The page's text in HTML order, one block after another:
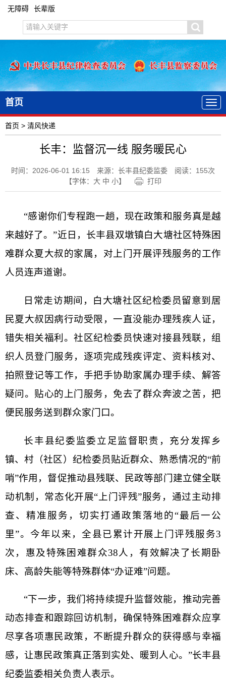
无障碍 长辈版
首页
首页 > 清风快递
长丰：监督沉一线 服务暖民心
时间：2026-06-01 16:15 来源：长丰县纪委监委 阅读： 155次
【字体： 大 中 小】 打印
“感谢你们专程跑一趟，现在政策和服务真是越
来越好了。”近日，长丰县双墩镇白大塘社区特殊困
难群众夏大叔的家属，对上门开展评残服务的工作
人员连声道谢。
日常走访期间，白大塘社区纪检委员留意到居
民夏大叔因病行动受限，一直没能办理残疾人证，
错失相关福利。社区纪检委员快速对接县残联，组
织人员登门服务，逐项完成残疾评定、资料核对、
拍照登记等工作，手把手协助家属办理手续、解答
疑问。贴心的上门服务，免去了群众奔波之苦，把
便民服务送到群众家门口。
长丰县纪委监委立足监督职责，充分发挥乡
镇、村（社区）纪检委员贴近群众、熟悉情况的“前
哨”作用，督促推动县残联、民政等部门建立健全联
动机制，常态化开展“上门评残”服务，通过主动排
查、精准服务，切实打通政策落地的“最后一公
里”。今年以来，全县已累计开展上门评残服务3
次，惠及特殊困难群众38人，有效解决了长期卧
床、高龄失能等特殊群体“办证难”问题。
“下一步，我们将持续提升监督效能，推动完善
动态排查和跟踪回访机制，确保特殊困难群众应享
尽享各项惠民政策，不断提升群众的获得感与幸福
感，让惠民政策真正落到实处、暖到人心。”长丰县
纪委监委相关负责人表示。